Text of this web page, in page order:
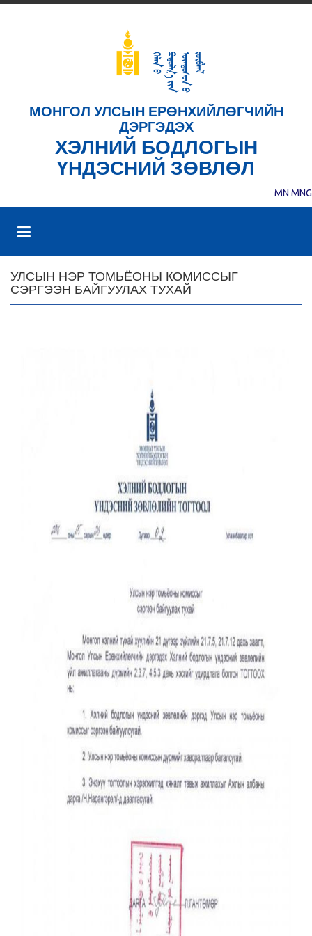
МОНГОЛ УЛСЫН ЕРӨНХИЙЛӨГЧИЙН
ДЭРГЭДЭХ
ХЭЛНИЙ БОДЛОГЫН
ҮНДЭСНИЙ ЗӨВЛӨЛ
MN MNG
УЛСЫН НЭР ТОМЬЁОНЫ КОМИССЫГ
СЭРГЭЭН БАЙГУУЛАХ ТУХАЙ